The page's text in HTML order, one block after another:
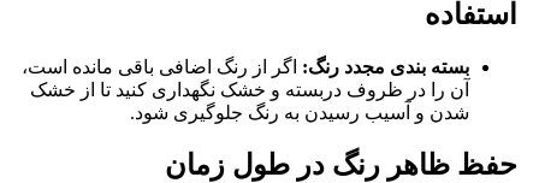
استفاده
بسته بندی مجدد رنگ: اگر از رنگ اضافی باقی مانده است،
آن را در ظروف دربسته و خشک نگهداری کنید تا از خشک
شدن و آسیب رسیدن به رنگ جلوگیری شود.
حفظ ظاهر رنگ در طول زمان